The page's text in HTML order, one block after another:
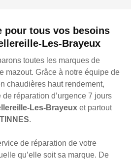
pour tous vos besoins
Les-Brayeux
toutes les marques de
mazout. Grâce à notre équipe de
chaudières haut rendement,
réparation d’urgence 7 jours
Les-Brayeux et partout
.
de réparation de votre
qu’elle soit sa marque. De